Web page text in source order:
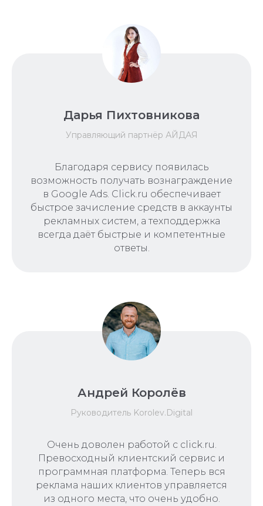
Дарья Пихтовникова
Управляющий партнёр АЙДАЯ
Благодаря сервису появилась
возможность получать вознаграждение
в Google Ads. Click.ru обеспечивает
быстрое зачисление средств в аккаунты
рекламных систем, а техподдержка
всегда даёт быстрые и компетентные
ответы.
Андрей Королёв
Руководитель Korolev.Digital
Очень доволен работой с click.ru.
Превосходный клиентский сервис и
программная платформа. Теперь вся
реклама наших клиентов управляется
из одного места, что очень удобно.